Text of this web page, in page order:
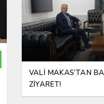
VALİ MAKAS’TAN
ZİYARET!